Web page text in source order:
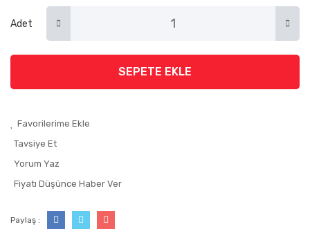
Adet
SEPETE EKLE
Tavsiye Et
Yorum Yaz
Fiyatı Düşünce Haber Ver
Paylaş :